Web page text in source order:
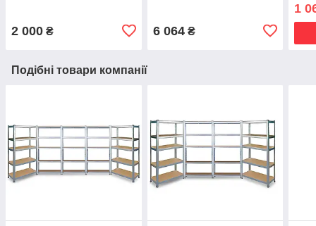
2 000 ₴ 6 064₴
1
Подібні товари компанії